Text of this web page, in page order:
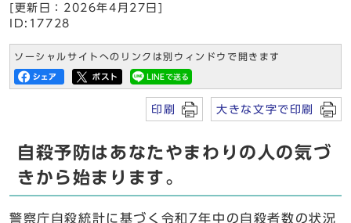
[更新日：2026年4月27日]
ID:17728
ソーシャルサイトへのリンクは別ウィンドウで開きます
印刷 大きな文字で印刷
自殺予防はあなたやまわりの人の気づ
きから始まります。
警察庁自殺統計に基づく令和7年中の自殺者数の状況